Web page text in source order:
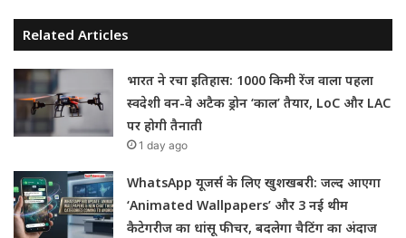
Related Articles
भारत ने रचा इतिहास: 1000 किमी रेंज वाला पहला
स्वदेशी वन-वे अटैक ड्रोन ‘काल’ तैयार, LoC और LAC
पर होगी तैनाती
1 day ago
WhatsApp यूजर्स के लिए खुशखबरी: जल्द आएगा
‘Animated Wallpapers’ और 3 नई थीम
कैटेगरीज का धांसू फीचर, बदलेगा चैटिंग का अंदाज